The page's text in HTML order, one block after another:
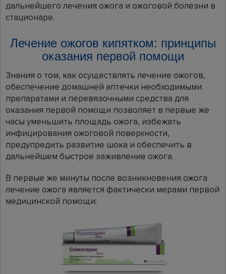
дальнейшего лечения ожога и ожоговой болезни в
стационаре.
Лечение ожогов кипятком: принципы
оказания первой помощи
Знания о том, как осуществлять лечение ожогов,
обеспечение домашней аптечки необходимыми
препаратами и перевязочными средства для
оказания первой помощи позволяет в первые же
часы уменьшить площадь ожога, избежать
инфицирования ожоговой поверхности,
предупредить развитие шока и обеспечить в
дальнейшем быстрое заживление ожога.
В первые же минуты после возникновения ожога
лечение ожога является фактически мерами первой
медицинской помощи: